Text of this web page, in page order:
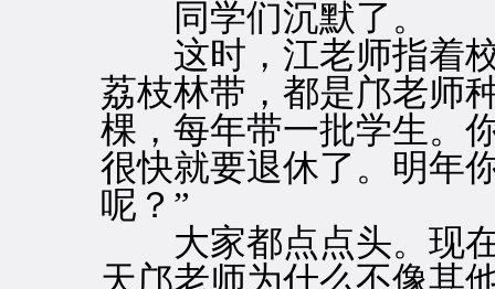
同学们沉默了。
这时，江老师指着校
荔枝林带，都是邝老师
棵，每年带一批学生。
很快就要退休了。明年
呢？”
大家都点点头。现在
天邝老师为什么不像其